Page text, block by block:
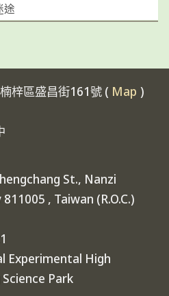
途
梓區盛昌街161號 ( Map )
St., Nanzi
, Taiwan (R.O.C.)
Experimental High
Park